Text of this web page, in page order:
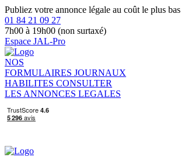
Publiez votre annonce légale au coût le plus bas
01 84 21 09 27
7h00 à 19h00 (non surtaxé)
Espace JAL-Pro
NOS
FORMULAIRES JOURNAUX
HABILITES CONSULTER
LES ANNONCES LEGALES